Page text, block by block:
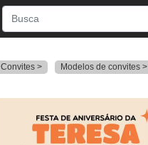
Convites > Modelos de convites >